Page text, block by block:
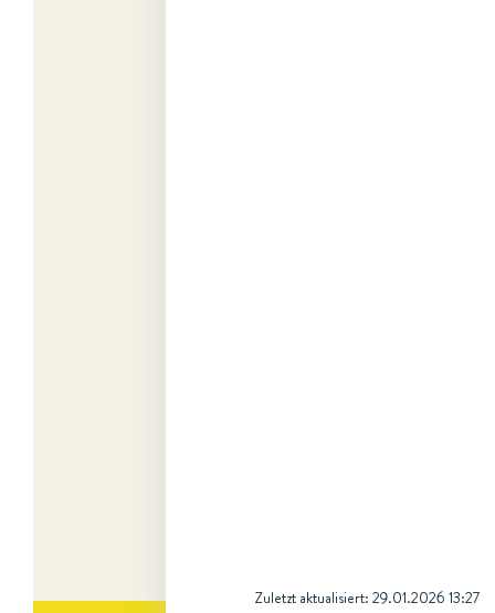
Zuletzt aktualisiert: 29.01.2026 13:27